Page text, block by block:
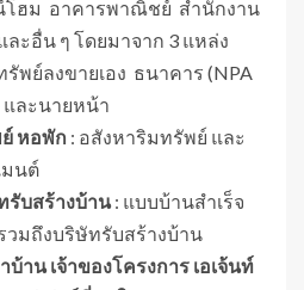
โฮม อาคารพาณิชย์ สำนักงาน
ะอื่น ๆ โดยมาจาก 3 แหล่ง
พย์ลงขายเอง ธนาคาร (NPA
ละนายหน้า
หอพัก : อสังหาริมทรัพย์ และ
มนต์
รับสร้างบ้าน: แบบบ้านสำเร็จ
วมถึงบริษัทรับสร้างบ้าน
น เจ้าของโครงการ เอเจ้นท์